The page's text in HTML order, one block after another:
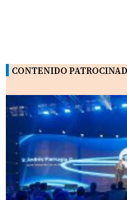
CONTENIDO